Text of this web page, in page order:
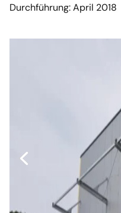
Durchführung: April 2018